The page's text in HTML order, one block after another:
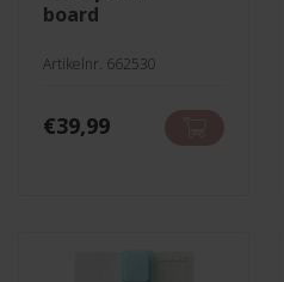
board
Artikelnr. 662530
€39,99